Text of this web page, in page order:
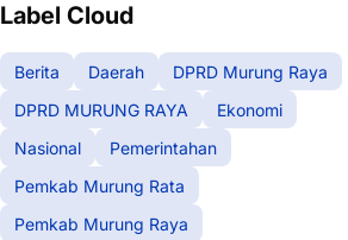
Label Cloud
Berita Daerah
DPRD Murung Raya
DPRD MURUNG RAYA
Ekonomi
Nasional
Pemerintahan
Pemkab Murung Rata
Pemkab Murung Raya